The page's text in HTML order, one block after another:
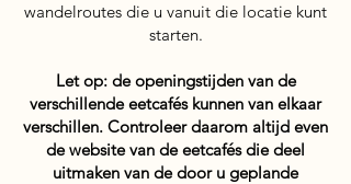
wandelroutes die u vanuit die locatie kunt
starten.
Let op: de openingstijden van de
verschillende eetcafés kunnen van elkaar
verschillen. Controleer daarom altijd even
de website van de eetcafés die deel
uitmaken van de door u geplande